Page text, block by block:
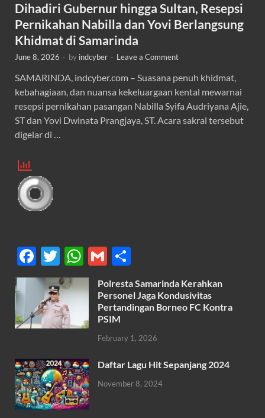
Dihadiri Gubernur hingga Sultan, Resepsi
Pernikahan Nabilla dan Yovi Berlangsung
Khidmat di Samarinda
June 8, 2026 - by indcyber - Leave a Comment
SAMARINDA, indcyber.com – Suasana penuh khidmat,
kebahagiaan, dan nuansa kekeluargaan kental mewarnai
resepsi pernikahan pasangan Nabilla Syifa Audriyana Ajie,
ST dan Yovi Dwinata Prangjaya, ST. Acara sakral tersebut
digelar di …
F
ac
e
b
o
k
T
w
itt
er
W
h
at
s
A
p
G
m
ail
h
ar
e
Polresta Samarinda Kerahkan
Personel Jaga Kondusivitas
Pertandingan Borneo FC Kontra
PSIM
February 1, 2026
Daftar Lagu Hit Sepanjang 2024
November 8, 2024